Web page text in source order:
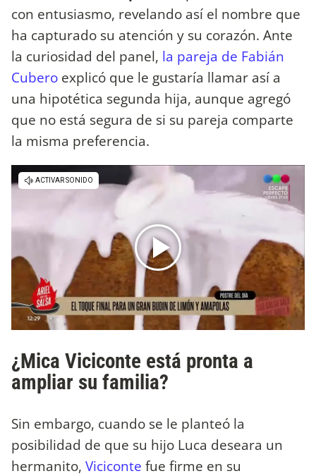
con entusiasmo, revelando así el nombre que
ha capturado su atención y su corazón. Ante
la curiosidad del panel, la pareja de Fabián
Cubero explicó que le gustaría llamar así a
una hipotética segunda hija, aunque agregó
que no está segura de si su pareja comparte
la misma preferencia.
¿Mica Viciconte está pronta a
ampliar su familia?
Sin embargo, cuando se le planteó la
posibilidad de que su hijo Luca deseara un
hermanito, Viciconte fue firme en su